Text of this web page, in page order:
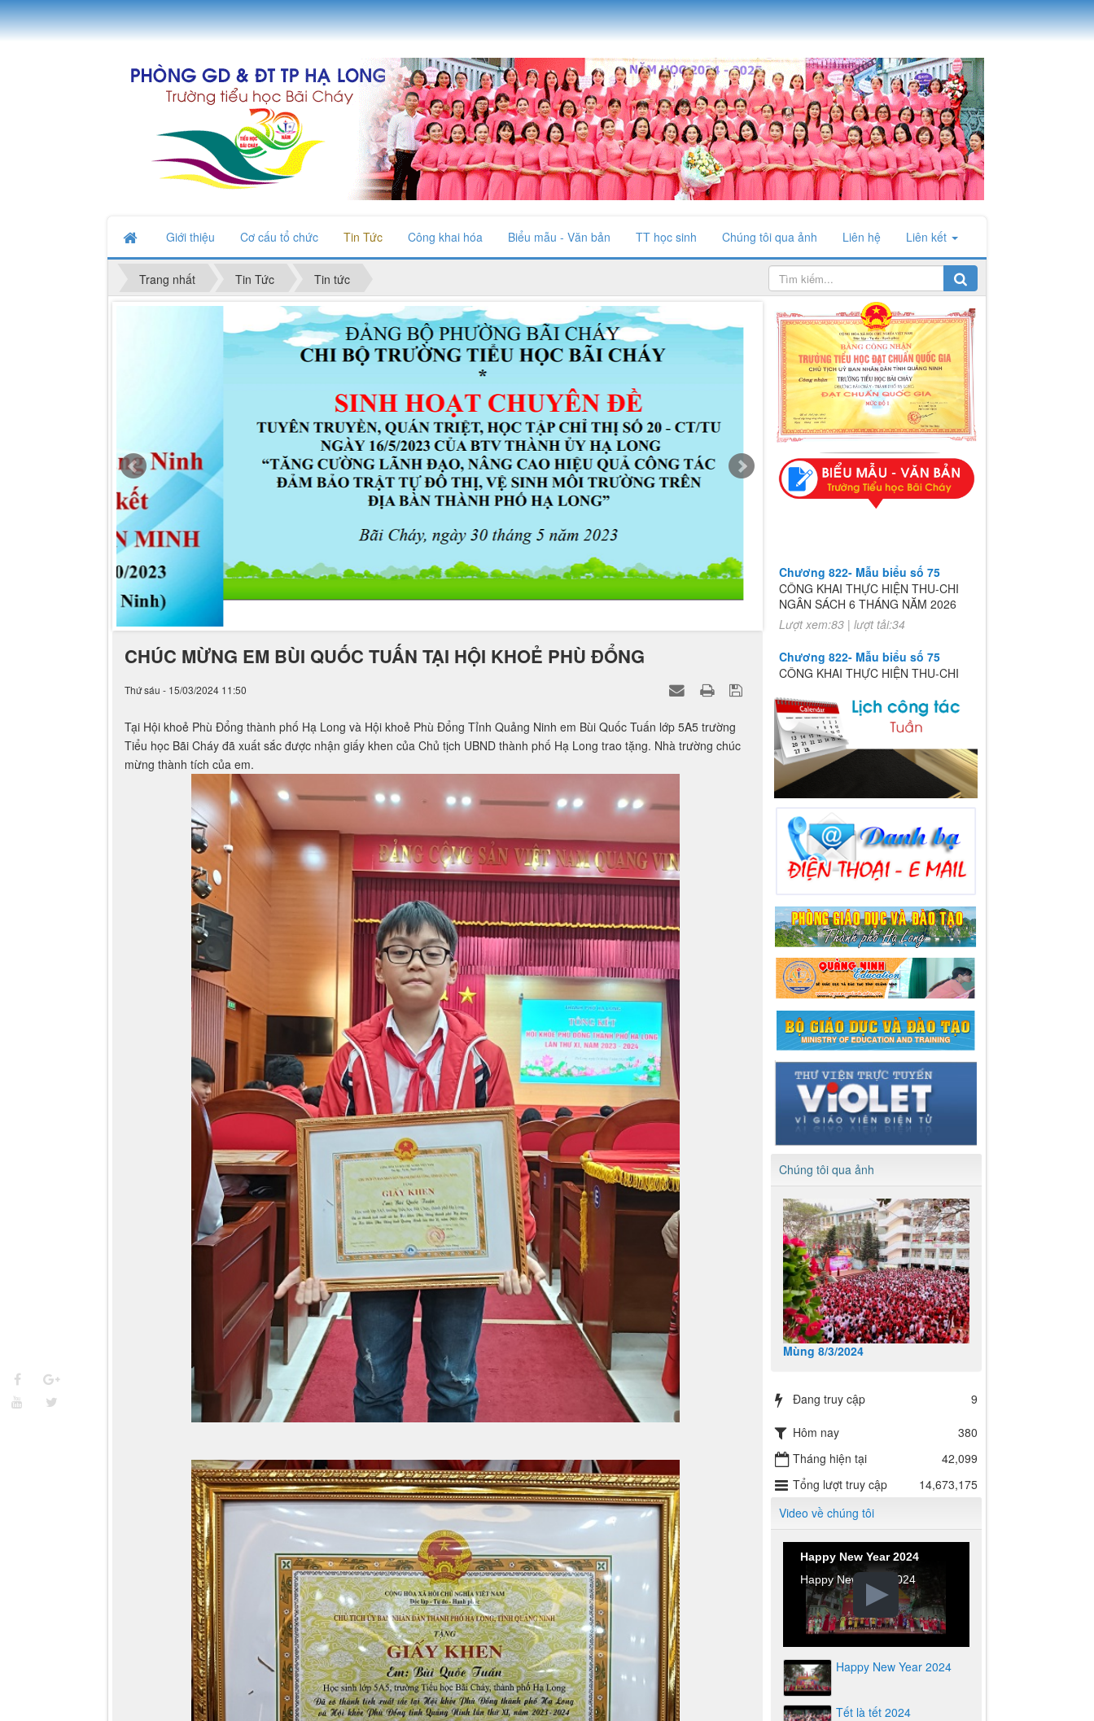
Giới thiệu Cơ cấu tổ chức Tin Tức Công khai hóa Biểu mẫu - Văn bản TT học sinh Chúng tôi qua ảnh Liên hệ Liên kết
Trang nhất Tin Tức Tin tức
CHÚC MỪNG EM BÙI QUỐC TUẤN TẠI HỘI KHOẺ PHÙ ĐỔNG
Thứ sáu - 15/03/2024 11:50
Tại Hội khoẻ Phù Đổng thành phố Hạ Long và Hội khoẻ Phù Đổng Tỉnh Quảng Ninh em Bùi Quốc Tuấn lớp 5A5 trường
mừng thành tích của em.
CÔNG KHAI THỰC HIỆN THU-CHI
NGÂN SÁCH 6 THÁNG NĂM 2026
Lượt xem:83 | lượt tải:34
Chương 822- Mẫu biểu số 75
CÔNG KHAI THỰC HIỆN THU-CHI
NGÂN SÁCH 6 THÁNG NĂM 2026
Lượt xem:83 | lượt tải:34
Chúng tôi qua ảnh
Mùng 8/3/2024
Đang truy cập 9
Hôm nay
380
Tháng hiện tại
42,099
Tổng lượt truy cập
14,673,175
Video về chúng tôi
Happy New Year 2024
Happy New Year 2024
Happy New Year 2024
Tết là tết 2024